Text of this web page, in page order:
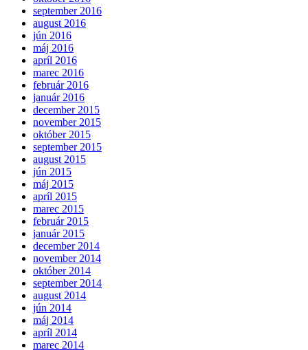
september 2016
august 2016
jún 2016
máj 2016
apríl 2016
marec 2016
február 2016
január 2016
december 2015
november 2015
október 2015
september 2015
august 2015
jún 2015
máj 2015
apríl 2015
marec 2015
február 2015
január 2015
december 2014
november 2014
október 2014
september 2014
august 2014
jún 2014
máj 2014
apríl 2014
marec 2014